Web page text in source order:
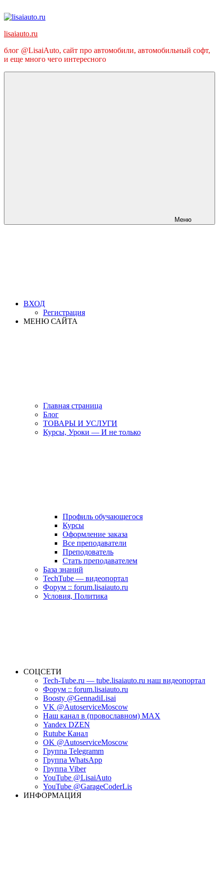
к
lisaiauto.ru
блог @LisaiAuto, сайт про автомобили, автомобильный софт,
и еще много чего интересного
Меню
ВХОД
Регистрация
МЕНЮ САЙТА
Главная страница
Блог
ТОВАРЫ И УСЛУГИ
Курсы, Уроки — И не только
Профиль обучающегося
Курсы
Оформление заказа
Все преподаватели
Преподователь
Стать преподавателем
База знаний
TechTube — видеопортал
Форум :: forum.lisaiauto.ru
Условия, Политика
СОЦСЕТИ
Tech-Tube.ru — tube.lisaiauto.ru наш видеопортал
Форум :: forum.lisaiauto.ru
Boosty @GennadiLisai
VK @AutoserviceMoscow
Наш канал в (провославном) MAX
Yandex DZEN
Rutube Канал
OK @AutoserviceMoscow
Группа Telegramm
Группа WhatsApp
Группа Viber
YouTube @LisaiAuto
YouTube @GarageCoderLis
ИНФОРМАЦИЯ